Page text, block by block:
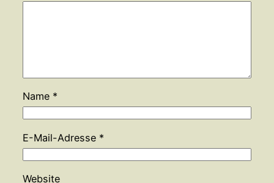
Name *
E-Mail-Adresse *
Website